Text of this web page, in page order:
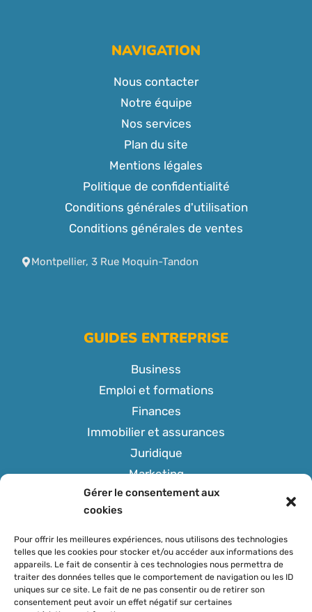
Gérer le consentement aux
cookies
Pour offrir les meilleures expériences, nous utilisons des technologies
telles que les cookies pour stocker et/ou accéder aux informations des
appareils. Le fait de consentir à ces technologies nous permettra de
traiter des données telles que le comportement de navigation ou les ID
uniques sur ce site. Le fait de ne pas consentir ou de retirer son
consentement peut avoir un effet négatif sur certaines
NAVIGATION
Nous contacter
Notre équipe
Nos services
Plan du site
Mentions légales
Politique de confidentialité
Conditions générales d'utilisation
Conditions générales de ventes
Montpellier, 3 Rue Moquin-Tandon
GUIDES ENTREPRISE
Business
Emploi et formations
Finances
Immobilier et assurances
Juridique
Marketing
Tech
SUIVEZ-NOUS